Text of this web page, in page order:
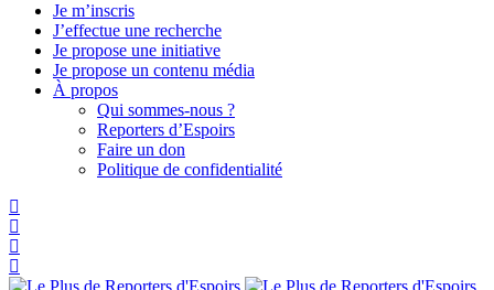
Je m’inscris
J’effectue une recherche
Je propose une initiative
Je propose un contenu média
À propos
Qui sommes-nous ?
Reporters d’Espoirs
Faire un don
Politique de confidentialité